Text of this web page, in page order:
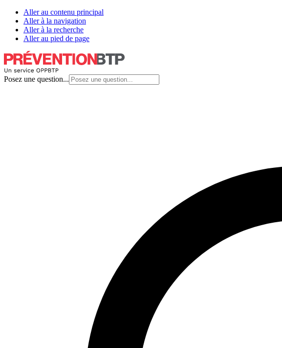
Aller au contenu principal
Aller à la navigation
Aller à la recherche
Aller au pied de page
Posez une question...